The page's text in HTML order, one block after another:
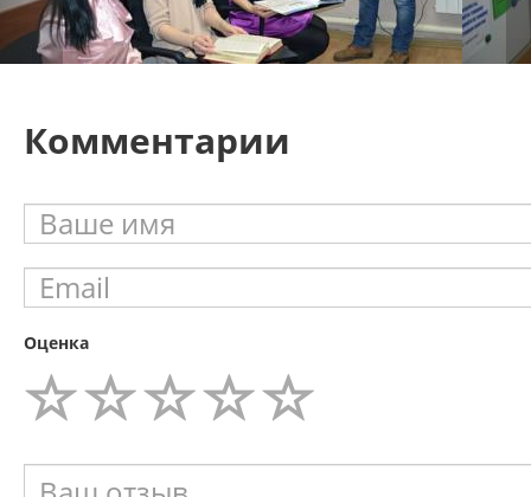
Комментарии
Оценка